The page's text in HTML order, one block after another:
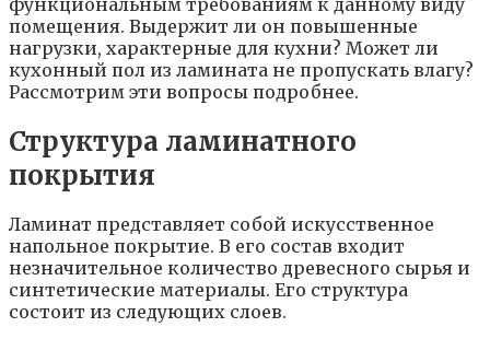
помещения. Выдержит ли он повышенные
нагрузки, характерные для кухни? Может ли
кухонный пол из ламината не пропускать влагу?
Рассмотрим эти вопросы подробнее.
Структура ламинатного
покрытия
Ламинат представляет собой искусственное
напольное покрытие. В его состав входит
незначительное количество древесного сырья и
синтетические материалы. Его структура
состоит из следующих слоев.